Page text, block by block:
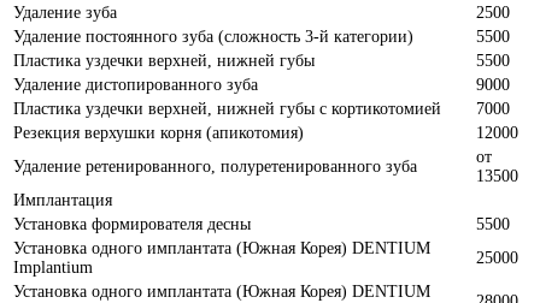
Удаление зуба
2500
Удаление постоянного зуба (сложность 3-й категории)
5500
Пластика уздечки верхней, нижней губы
5500
Удаление дистопированного зуба
9000
Пластика уздечки верхней, нижней губы с кортикотомией
7000
Резекция верхушки корня (апикотомия)
12000
Удаление ретенированного, полуретенированного зуба
от
13500
Имплантация
Установка формирователя десны
5500
Установка одного имплантата (Южная Корея) DENTIUM
Implantium
25000
Установка одного имплантата (Южная Корея) DENTIUM